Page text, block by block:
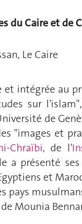
du Caire et de
et intégrée au
sur
de
"images et
Chraïbi, de l'
a présenté
et
pays
Mounia